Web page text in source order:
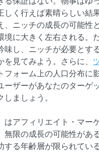
しく行えば素晴らしい結
ニッチの成長の可能性
境に大きく左右される。
味し、ニッチが必要とす
見てみよう。さらに、
フォーム上の人口分布に
ーザーがあなたのターゲ
ましょう。
はアフィリエイト・マー
限の成長の可能性があ
する年齢層が限られてい